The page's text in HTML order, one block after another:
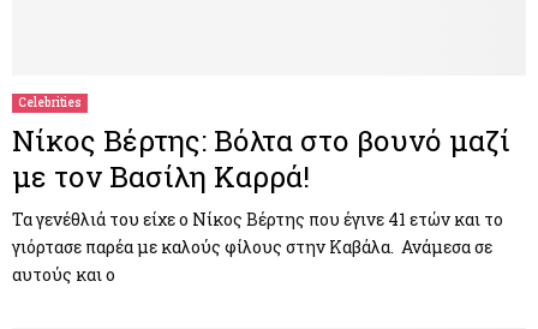
Celebrities
Νίκος Βέρτης: Βόλτα στο βουνό μαζί
με τον Βασίλη Καρρά!
Τα γενέθλιά του είχε ο Νίκος Βέρτης που έγινε 41 ετών και το
γιόρτασε παρέα με καλούς φίλους στην Καβάλα. Ανάμεσα σε
αυτούς και ο